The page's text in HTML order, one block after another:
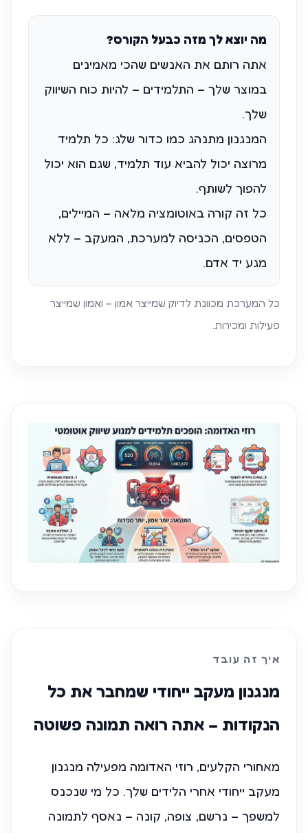
מה יוצא לך מזה כבעל הקורס?
אתה רותם את האנשים שהכי מאמינים
במוצר שלך – התלמידים – להיות כוח השיווק
שלך.
המנגנון מתנהג כמו כדור שלג: כל תלמיד
מרוצה יכול להביא עוד תלמיד, שגם הוא יכול
להפוך לשותף.
כל זה קורה באוטומציה מלאה – המיילים,
הטפסים, הכניסה למערכת, המעקב – ללא
מגע יד אדם.
כל המערכת מכוונת לדיוק שמייצר אמון – ואמון שמייצר
פעילות ומכירות.
איך זה עובד
מנגנון מעקב ייחודי שמחבר את כל
הנקודות – אתה רואה תמונה פשוטה
מאחורי הקלעים, רוזי האדומה מפעילה מנגנון
מעקב ייחודי אחרי הלידים שלך. כל מי שנכנס
למשפך – נרשם, צופה, קונה – נאסף לתמונה